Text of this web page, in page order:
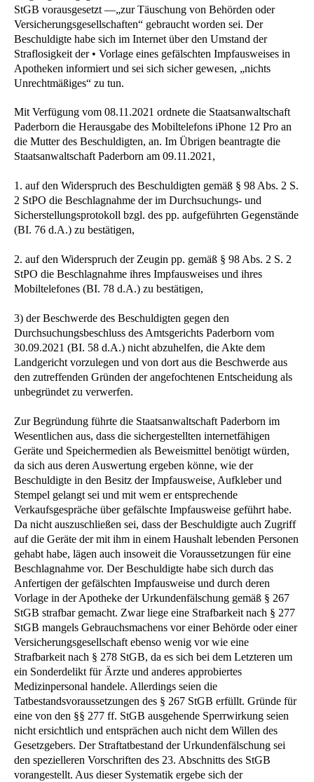
StGB vorausgesetzt —„zur Täuschung von Behörden oder
Versicherungsgesellschaften“ gebraucht worden sei. Der
Beschuldigte habe sich im Internet über den Umstand der
Straflosigkeit der • Vorlage eines gefälschten Impfausweises in
Apotheken informiert und sei sich sicher gewesen, „nichts
Unrechtmäßiges“ zu tun.
Mit Verfügung vom 08.11.2021 ordnete die Staatsanwaltschaft
Paderborn die Herausgabe des Mobiltelefons iPhone 12 Pro an
die Mutter des Beschuldigten, an. Im Übrigen beantragte die
Staatsanwaltschaft Paderborn am 09.11.2021,
1. auf den Widerspruch des Beschuldigten gemäß § 98 Abs. 2 S.
2 StPO die Beschlagnahme der im Durchsuchungs- und
Sicherstellungsprotokoll bzgl. des pp. aufgeführten Gegenstände
(BI. 76 d.A.) zu bestätigen,
2. auf den Widerspruch der Zeugin pp. gemäß § 98 Abs. 2 S. 2
StPO die Beschlagnahme ihres Impfausweises und ihres
Mobiltelefones (BI. 78 d.A.) zu bestätigen,
3) der Beschwerde des Beschuldigten gegen den
Durchsuchungsbeschluss des Amtsgerichts Paderborn vom
30.09.2021 (BI. 58 d.A.) nicht abzuhelfen, die Akte dem
Landgericht vorzulegen und von dort aus die Beschwerde aus
den zutreffenden Gründen der angefochtenen Entscheidung als
unbegründet zu verwerfen.
Zur Begründung führte die Staatsanwaltschaft Paderborn im
Wesentlichen aus, dass die sichergestellten internetfähigen
Geräte und Speichermedien als Beweismittel benötigt würden,
da sich aus deren Auswertung ergeben könne, wie der
Beschuldigte in den Besitz der Impfausweise, Aufkleber und
Stempel gelangt sei und mit wem er entsprechende
Verkaufsgespräche über gefälschte Impfausweise geführt habe.
Da nicht auszuschließen sei, dass der Beschuldigte auch Zugriff
auf die Geräte der mit ihm in einem Haushalt lebenden Personen
gehabt habe, lägen auch insoweit die Voraussetzungen für eine
Beschlagnahme vor. Der Beschuldigte habe sich durch das
Anfertigen der gefälschten Impfausweise und durch deren
Vorlage in der Apotheke der Urkundenfälschung gemäß § 267
StGB strafbar gemacht. Zwar liege eine Strafbarkeit nach § 277
StGB mangels Gebrauchsmachens vor einer Behörde oder einer
Versicherungsgesellschaft ebenso wenig vor wie eine
Strafbarkeit nach § 278 StGB, da es sich bei dem Letzteren um
ein Sonderdelikt für Ärzte und anderes approbiertes
Medizinpersonal handele. Allerdings seien die
Tatbestandsvoraussetzungen des § 267 StGB erfüllt. Gründe für
eine von den §§ 277 ff. StGB ausgehende Sperrwirkung seien
nicht ersichtlich und entsprächen auch nicht dem Willen des
Gesetzgebers. Der Straftatbestand der Urkundenfälschung sei
den spezielleren Vorschriften des 23. Abschnitts des StGB
vorangestellt. Aus dieser Systematik ergebe sich der